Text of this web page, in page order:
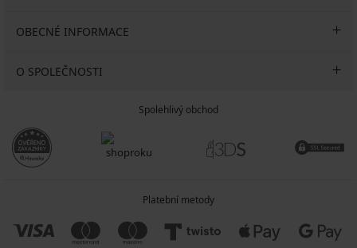
OBECNÉ INFORMACE
O SPOLEČNOSTI
Spolehlivý obchod
Platební metody